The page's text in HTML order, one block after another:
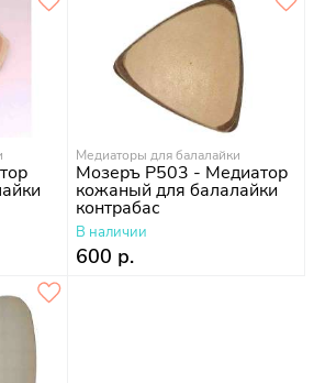
Медиаторы для балалайки
Мозеръ P503 - Медиатор
кожаный для балалайки
контрабас
В наличии
600 р.